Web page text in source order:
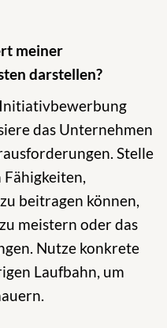
meiner
darstellen?
das Unternehmen
Stelle
Fähigkeiten,
beitragen können,
meistern oder das
Nutze konkrete
Laufbahn, um